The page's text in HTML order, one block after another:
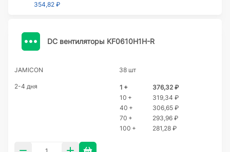
354,82 ₽
DC вентиляторы KF0610H1H-R
JAMICON 38 шт
2-4 дня 1 +
376,32 ₽
10 +
319,34 ₽
40 +
306,65 ₽
70 +
293,96 ₽
100 +
281,28 ₽